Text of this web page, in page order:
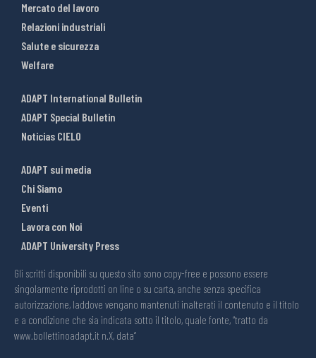
Mercato del lavoro
Relazioni industriali
Salute e sicurezza
Welfare
ADAPT International Bulletin
ADAPT Special Bulletin
Noticias CIELO
ADAPT sui media
Chi Siamo
Eventi
Lavora con Noi
ADAPT University Press
Gli scritti disponibili su questo sito sono copy-free e possono essere
singolarmente riprodotti on line o su carta, anche senza specifica
autorizzazione, laddove vengano mantenuti inalterati il contenuto e il titolo
e a condizione che sia indicata sotto il titolo, quale fonte, “tratto da
www.bollettinoadapt.it n.X, data“